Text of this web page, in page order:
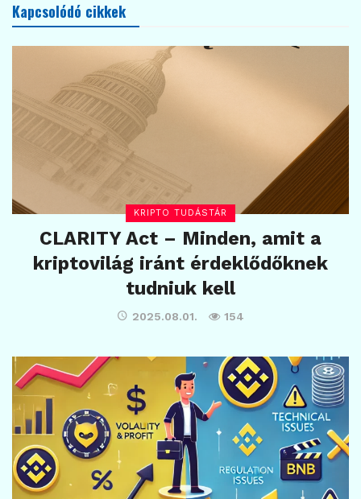
Kapcsolódó cikkek
KRIPTO TUDÁSTÁR
CLARITY Act – Minden, amit a
kriptovilág iránt érdeklődőknek
tudniuk kell
2025.08.01. 154